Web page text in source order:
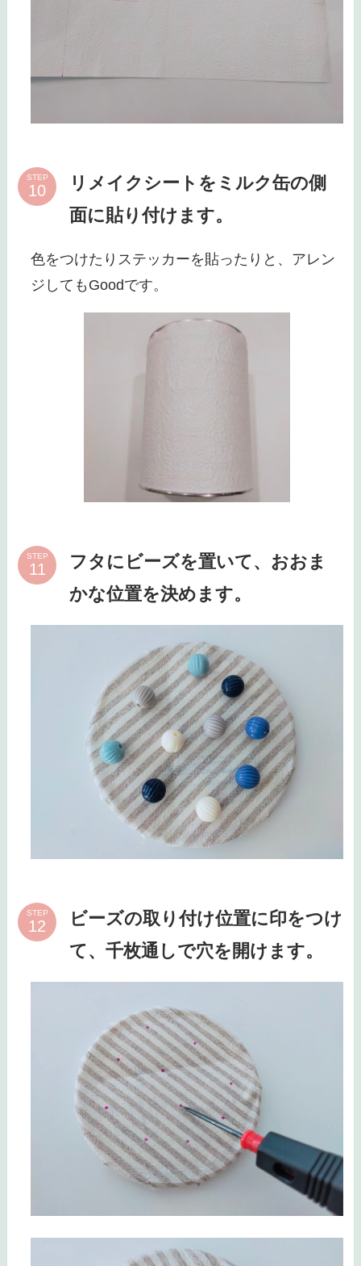
STEP
リメイクシートをミルク缶の側
面に貼り付けます。
色をつけたりステッカーを貼ったりと、アレン
ジしてもGoodです。
STEP
フタにビーズを置いて、おおま
かな位置を決めます。
STEP
ビーズの取り付け位置に印をつけ
て、千枚通しで穴を開けます。